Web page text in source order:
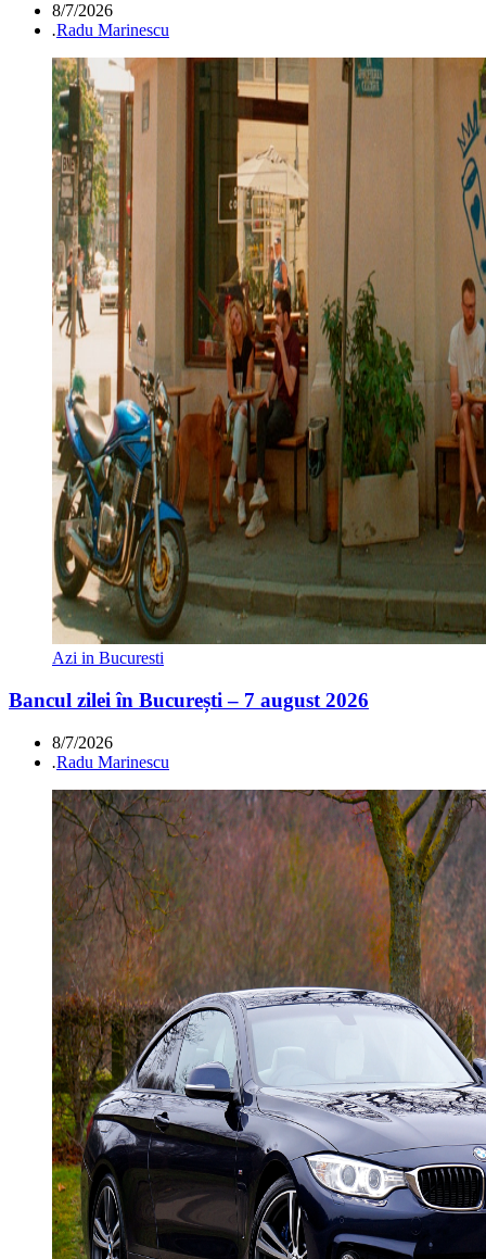
8/7/2026
.Radu Marinescu
Azi in Bucuresti
Bancul zilei în București – 7 august 2026
8/7/2026
.Radu Marinescu